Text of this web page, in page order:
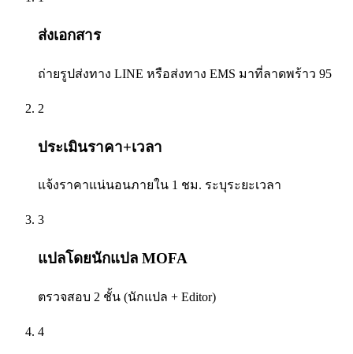
ส่งเอกสาร
ถ่ายรูปส่งทาง LINE หรือส่งทาง EMS มาที่ลาดพร้าว 95
2
ประเมินราคา+เวลา
แจ้งราคาแน่นอนภายใน 1 ชม. ระบุระยะเวลา
3
แปลโดยนักแปล MOFA
ตรวจสอบ 2 ชั้น (นักแปล + Editor)
4